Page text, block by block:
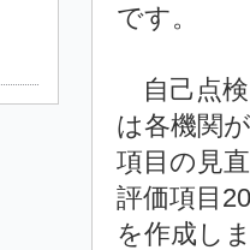
です。
自己点検
は各機関
項目の見
評価項目
を作成し